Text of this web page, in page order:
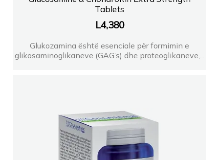
Tablets
L4,380
Glukozamina është esenciale për formimin e
glikosaminoglikaneve (GAG’s) dhe proteoglikaneve,...